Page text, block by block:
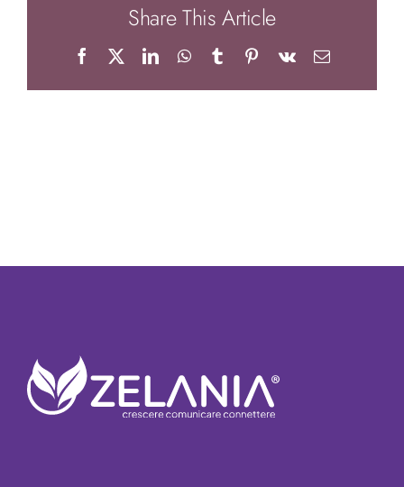
Share This Article
Facebook LinkedInWhatsApp
TumblrPinterest
Vk Email